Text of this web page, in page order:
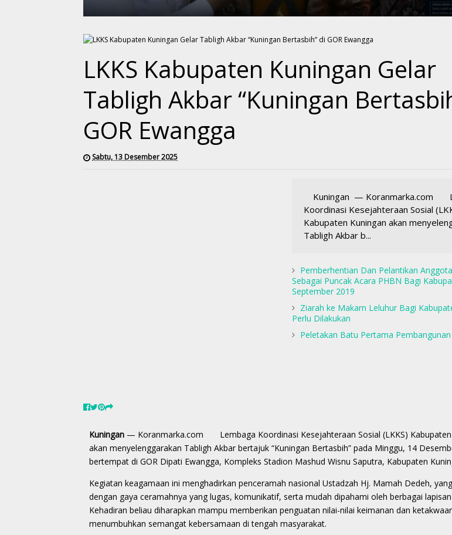
LKKS Kabupaten Kuningan Gelar
Tabligh Akbar “Kuningan
GOR Ewangga
Sabtu, 13 Desember 2025
Kuningan — Koranmarka.com
Koordinasi Kesejahteraan Sosial
Kabupaten Kuningan akan
Tabligh Akbar b...
Pemberhentian Dan Pelantikan
Sebagai Puncak Acara PHBN Bagi
September 2019
Ziarah ke Makam Leluhur Bagi
Perlu Dilakukan
Peletakan Batu Pertama
Kuningan — Koranmarka.com Lembaga Koordinasi Kesejahteraan Sosial (LKKS) Kabupaten
akan menyelenggarakan Tabligh Akbar bertajuk “Kuningan Bertasbih” pada Minggu, 14
bertempat di GOR Dipati Ewangga, Kompleks Stadion Mashud Wisnu Saputra, Kabupaten
Kegiatan keagamaan ini menghadirkan penceramah nasional Ustadzah Hj. Mamah Dedeh,
dengan gaya ceramahnya yang lugas, komunikatif, serta mudah dipahami oleh berbagai
Kehadiran beliau diharapkan mampu memberikan penguatan nilai-nilai keimanan dan
menumbuhkan semangat kebersamaan di tengah masyarakat.